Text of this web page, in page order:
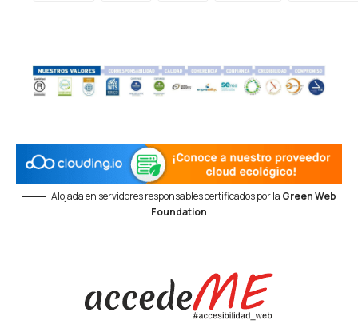
Alojada en servidores responsables certificados por la Green Web
Foundation